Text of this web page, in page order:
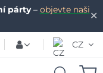
✕
párty– objevte naši
CZ